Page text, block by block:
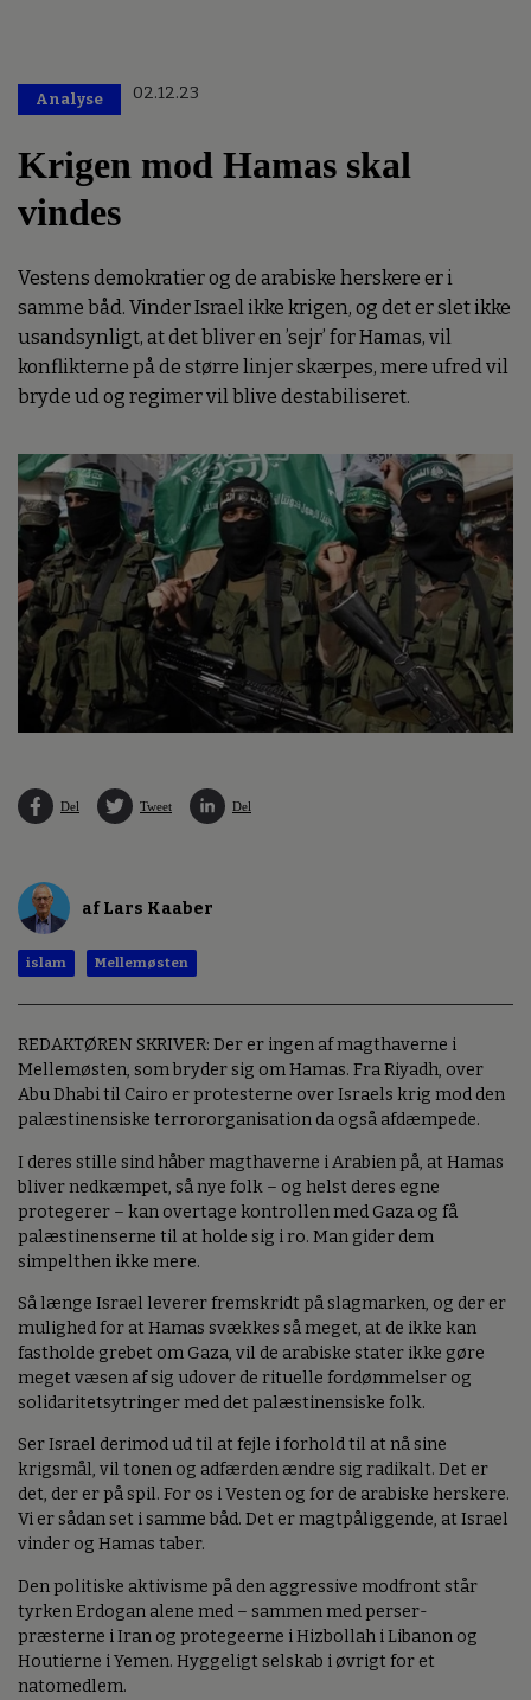
Analyse 02.12.23
Krigen mod Hamas skal
vindes
Vestens demokratier og de arabiske herskere er i
samme båd. Vinder Israel ikke krigen, og det er slet ikke
usandsynligt, at det bliver en ’sejr’ for Hamas, vil
konflikterne på de større linjer skærpes, mere ufred vil
bryde ud og regimer vil blive destabiliseret.
Del Tweet Del
af Lars Kaaber
islam Mellemøsten
REDAKTØREN SKRIVER: Der er ingen af magthaverne i
Mellemøsten, som bryder sig om Hamas. Fra Riyadh, over
Abu Dhabi til Cairo er protesterne over Israels krig mod den
palæstinensiske terrororganisation da også afdæmpede.
I deres stille sind håber magthaverne i Arabien på, at Hamas
bliver nedkæmpet, så nye folk – og helst deres egne
protegerer – kan overtage kontrollen med Gaza og få
palæstinenserne til at holde sig i ro. Man gider dem
simpelthen ikke mere.
Så længe Israel leverer fremskridt på slagmarken, og der er
mulighed for at Hamas svækkes så meget, at de ikke kan
fastholde grebet om Gaza, vil de arabiske stater ikke gøre
meget væsen af sig udover de rituelle fordømmelser og
solidaritetsytringer med det palæstinensiske folk.
Ser Israel derimod ud til at fejle i forhold til at nå sine
krigsmål, vil tonen og adfærden ændre sig radikalt. Det er
det, der er på spil. For os i Vesten og for de arabiske herskere.
Vi er sådan set i samme båd. Det er magtpåliggende, at Israel
vinder og Hamas taber.
Den politiske aktivisme på den aggressive modfront står
tyrken Erdogan alene med – sammen med perser-
præsterne i Iran og protegeerne i Hizbollah i Libanon og
Houtierne i Yemen. Hyggeligt selskab i øvrigt for et
natomedlem.